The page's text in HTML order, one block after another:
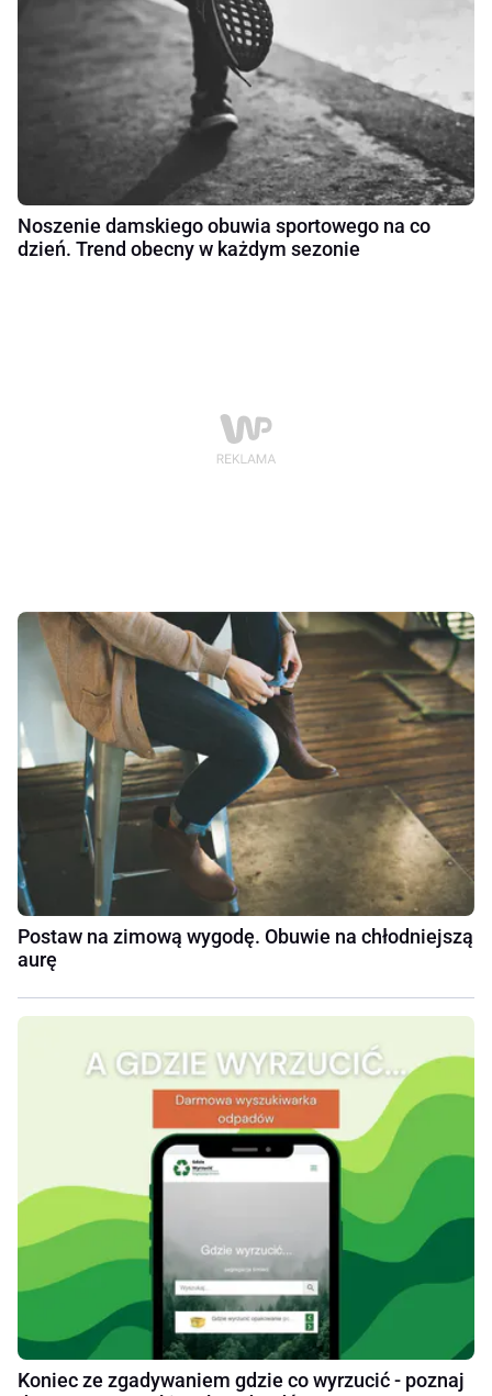
Noszenie damskiego obuwia sportowego na co
dzień. Trend obecny w każdym sezonie
Postaw na zimową wygodę. Obuwie na chłodniejszą
aurę
Koniec ze zgadywaniem gdzie co wyrzucić - poznaj